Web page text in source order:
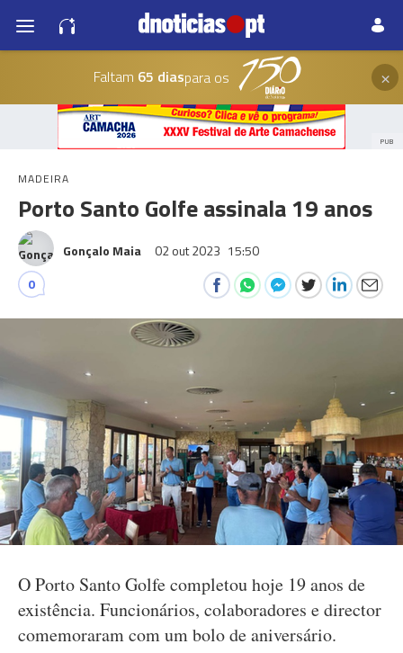
Faltam 65 diaspara os ×
PUB
MADEIRA
Porto Santo Golfe assinala 19 anos
Gonçalo Maia 02 out 2023 15:50
0
O Porto Santo Golfe completou hoje 19 anos de
existência. Funcionários, colaboradores e director
comemoraram com um bolo de aniversário.